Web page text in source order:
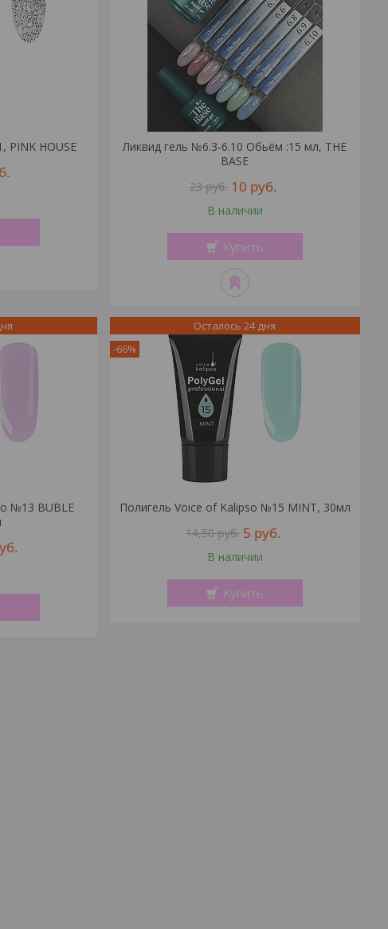
PINK HOUSE
Ликвид гель №6.3-6.10 Обьём :15 мл, THE
BASE
23руб. 10 руб.
В наличии
Купить
№13 BUBLE
-66%
Осталось 24 дня
Полигель Voice of Kalipso №15 MINT, 30мл
14,50руб. 5 руб.
В наличии
Купить